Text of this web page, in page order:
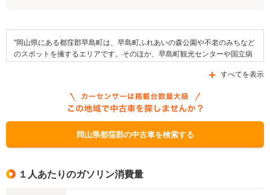
"岡山県にある都窪郡早島町は、早島町ふれあいの森公園や不老のみちなど
のスポットを擁するエリアです。そのほか、早島町観光センターや国立病
われるイベントとしては、早島チューリップと菜の花まつり、森のふれあ
ぎ、白菜といった野菜を地域の名産品として挙げることができます。交通
面においてはJR西日本・瀬戸大橋線が乗り入れているほか、国道2号線や
県道152号線、県道187号線などの道路が区域内を通っています。なお、補
助金制度としてこの町内で利用できるものは「岡山県EV普及加速化促進事
すべてを表示
岡山県都窪郡の中古車を検索する
１人あたりのガソリン消費量